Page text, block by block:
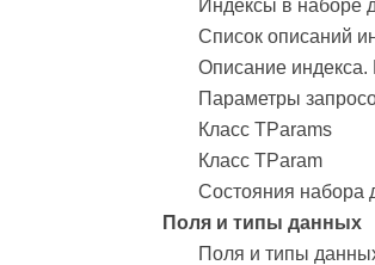
Индексы в наборе
Список описаний
Описание индекса.
Параметры
Класс TParams
Класс TParam
Состояния набора
Поля и типы данных
Поля и типы